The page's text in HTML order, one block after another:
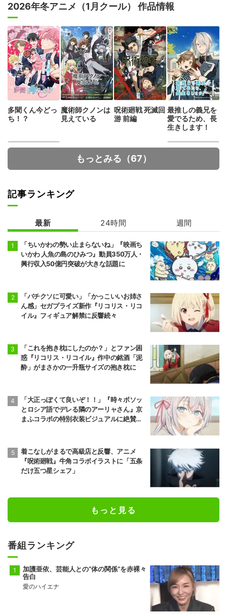
2026年冬アニメ（1月クール） 作品情報
多聞くん今どっ
ち！？
魔術師クノンは
見えている
呪術廻戦 死滅回
游 前編
最推しの義兄を
愛でるため、長
生きします！
ハイスクール！
奇面組
葬送のフリーレ
ン 2期
もっとみる（67）
記事ランキング
最新 24時間 週間
「ちいかわの勢い止まらないね」『映画ち
いかわ 人魚の島のひみつ』動員350万人・
興行収入50億円突破が大きな話題に
「バチクソに可愛い」「かっこいいお姉さ
ん感」セガプライズ新作『リコリス・リコ
イル』フィギュア解禁に反響続々
「これを抱き枕にしたのか？」とファン困
惑『リコリス・リコイル』作中の銘酒「泥
酔」がまさかの一升瓶サイズの抱き枕に
「大正っぽくて良いぞ！！」『時々ボソッ
とロシア語でデレる隣のアーリャさん』京
まふコラボの特別衣装ビジュアルに絶賛の
着こなしがまるで高級店と反響、アニメ
『呪術廻戦』牛角コラボイラストに「五条
だけ五つ星シェフ」
もっと見る
番組ランキング
加護亜依、芸能人との“体の関係”を赤裸々
告白
愛のハイエナ